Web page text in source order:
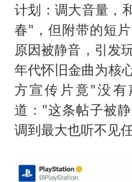
上
猫
计划：调大音量，
春"，但附带的短
原因被静音，引
年代怀旧金曲为核
方宣传片竟"没
道："这条帖子被
调到最大也听不见